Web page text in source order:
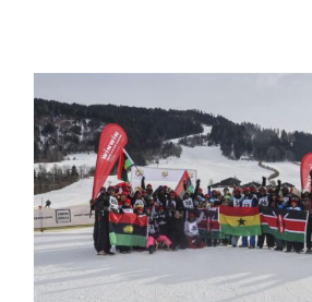
Kenia feiert in 2
Bewerben einen
bzw. Doppelsieg